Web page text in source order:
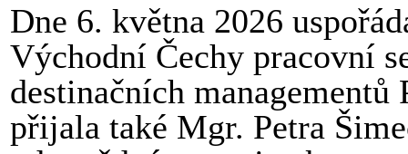
Dne 6. května 2026
Východní Čechy pracovní
destinačních
přijala také Mgr. Petra